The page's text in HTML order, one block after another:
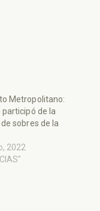
Metropolitano:
de la
sobres de la
2022